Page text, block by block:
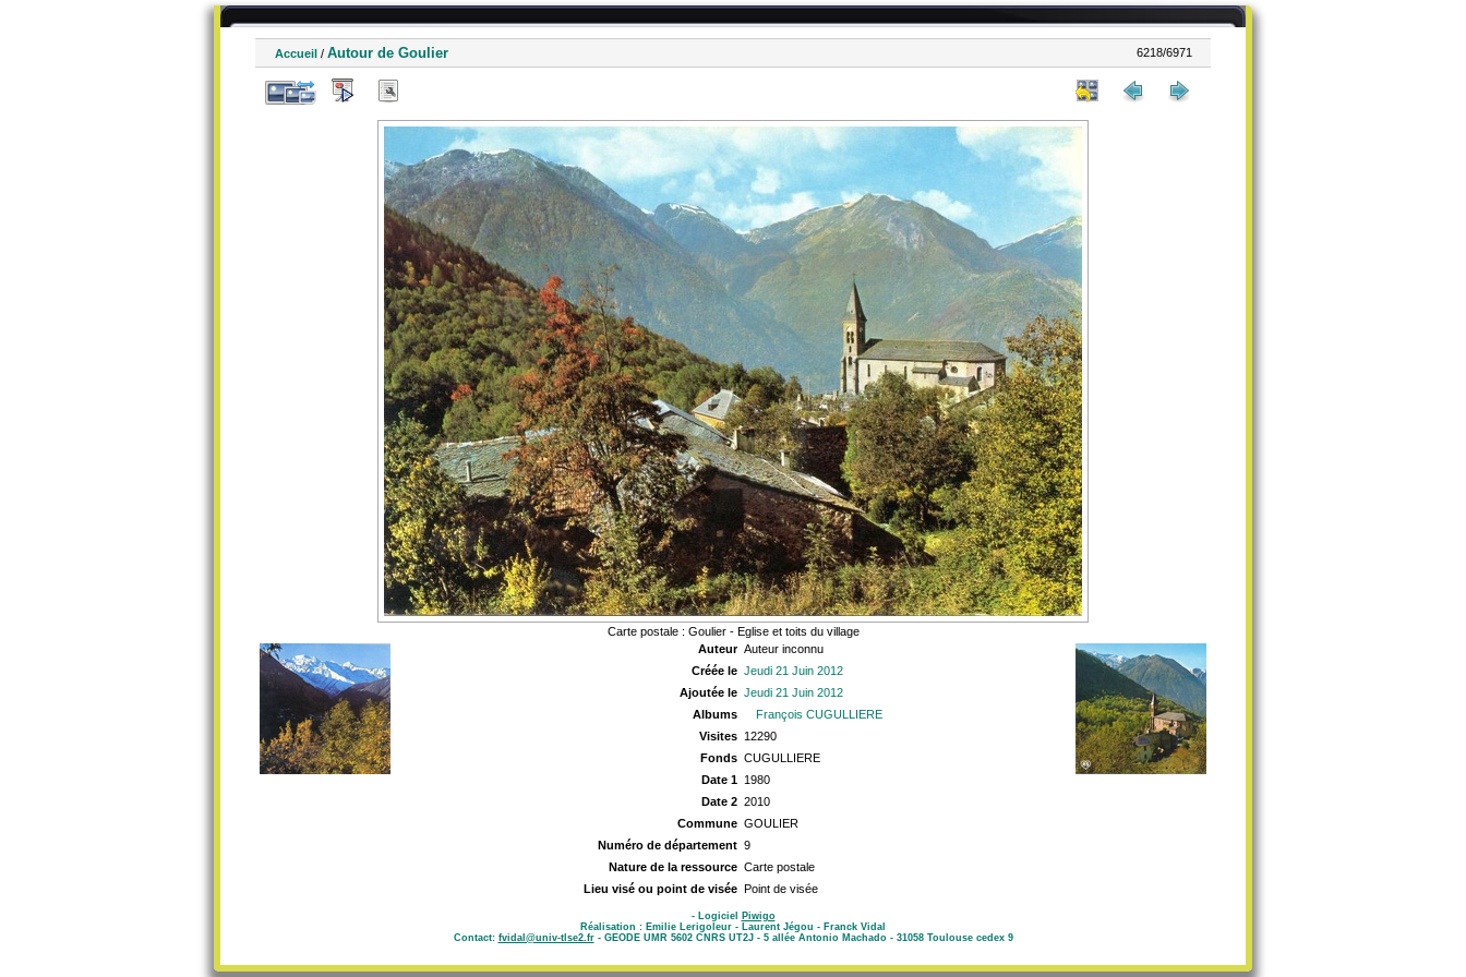
Accueil / Autour de Goulier 6218/6971
Carte postale : Goulier - Eglise et toits du village
Auteur Auteur inconnu
Créée le Jeudi 21 Juin 2012
Ajoutée le Jeudi 21 Juin 2012
Albums
François CUGULLIERE
Visites 12290
Fonds CUGULLIERE
Date 1 1980
Date 2 2010
Commune GOULIER
Numéro de département 9
Nature de la ressource Carte postale
Lieu visé ou point de visée Point de visée
- Logiciel
Piwigo
Réalisation : Emilie Lerigoleur - Laurent Jégou - Franck Vidal
Contact: fvidal@univ-tlse2.fr- GEODE UMR 5602 CNRS UT2J - 5 allée Antonio Machado - 31058 Toulouse cedex 9